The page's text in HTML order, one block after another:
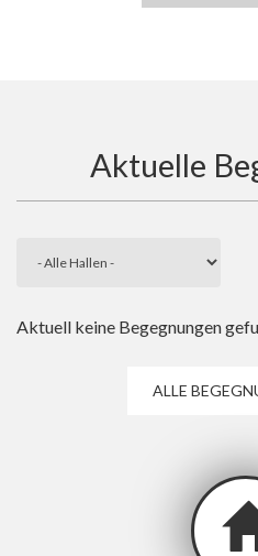
Aktuelle
Aktuell keine Begegnungen
ALLE